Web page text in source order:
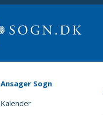
Ansager Sogn
Kalender